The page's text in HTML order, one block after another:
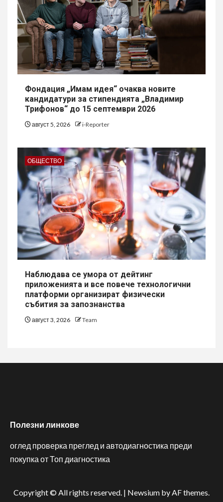
Фондация „Имам идея“ очаква новите
кандидатури за стипендията „Владимир
Трифонов“ до 15 септември 2026
август 5, 2026 i-Reporter
ОБЩЕСТВО
Наблюдава се умора от дейтинг
приложенията и все повече технологични
платформи организират физически
събития за запознанства
август 3, 2026 Team
Полезни линкове
оглед проверка преглед и автодиагностика преди
покупка от Топ диагностика
Copyright © All rights reserved. | Newsium by AF themes.